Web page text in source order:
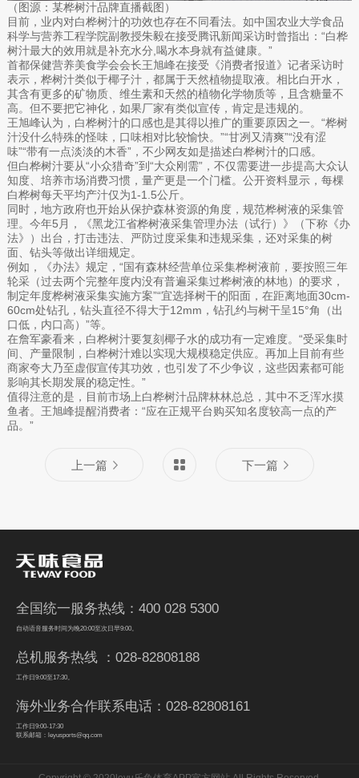
（图源：某桦树汁品牌直播截图）
目前，业内对白桦树汁的功效也存在不同看法。如中国农业大学食品
科学与营养工程学院副教授朱毅在接受腾讯新闻采访时曾指出：“白桦
树汁最大的效用就是补充水分,喝水本身就有益健康。”
首都保健营养美食学会会长王旭峰在接受《消费者报道》记者采访时
表示，桦树汁类似于椰子汁，都属于天然植物提取液。相比白开水，
其含有更多的矿物质、维生素和天然的植物化学物质等，且含糖量不
高。但不要把它神化，如果厂家有类似宣传，肯定是违规的。
王旭峰认为，白桦树汁的口感也是其得以推广的重要原因之一。“桦树
汁没什么特殊的怪味，口味相对比较愉快。”“甘冽又清爽”“没有涩
味”“带有一点淡淡的木香”，不少网友如是描述白桦树汁的口感。
但白桦树汁要从“小众猎奇”到“大众刚需”，不仅需要进一步提高大众认
知度、培养市场消费习惯，量产更是一个门槛。公开资料显示，每棵
白桦树每天平均产汁仅为1-1.5公斤。
同时，地方政府也开始从保护森林资源的角度，规范桦树液的采集管
理。今年5月，《黑龙江省桦树液采集管理办法（试行）》（下称《办
法》）出台，打击违法、严防过度采集和违规采集，还对采集的树
面、钻头等做出详细规定。
例如，《办法》规定，“国有森林经营单位采集桦树液前，要按照三年
轮采（过去两个完整年度内没有普遍采集过桦树液的林地）的要求，
制定年度桦树液采集实施方案”“宜选择树干的阳面，在距离地面30cm-
60cm处钻孔，钻头直径不得大于12mm，钻孔约与树干呈15°角（出
口低，内口高）”等。
在詹军豪看来，白桦树汁要复刻椰子水的成功有一定难度。“受采集时
间、产量限制，白桦树汁难以实现大规模稳定供应。再加上目前有些
商家夸大乃至虚假宣传其功效，也引发了不少争议，这些因素都可能
影响其长期发展的稳定性。”
值得注意的是，目前市场上白桦树汁品牌林林总总，其中不乏浑水摸
鱼者。王旭峰提醒消费者：“应在正规平台购买知名度较高一点的产
品。”
上一篇 下一篇
全国统一服务热线：400 028 5300
自动语音服务时间为晚20:00至次日早9:00。
总机服务热线 ：028-82808188
工作日9:00至17:30。
海外业务合作联系电话：028-82808161
工作日9:00-17:30
联系邮箱：leyusports@qq.com